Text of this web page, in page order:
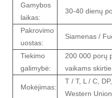
Gamybos
laikas:
30-40 dienų
Pakrovimo
uostas:
Siamenas /
Tiekimo
galimybė:
200 000 porų
vaikams
Mokėjimas:
T / T, L / C,
Western